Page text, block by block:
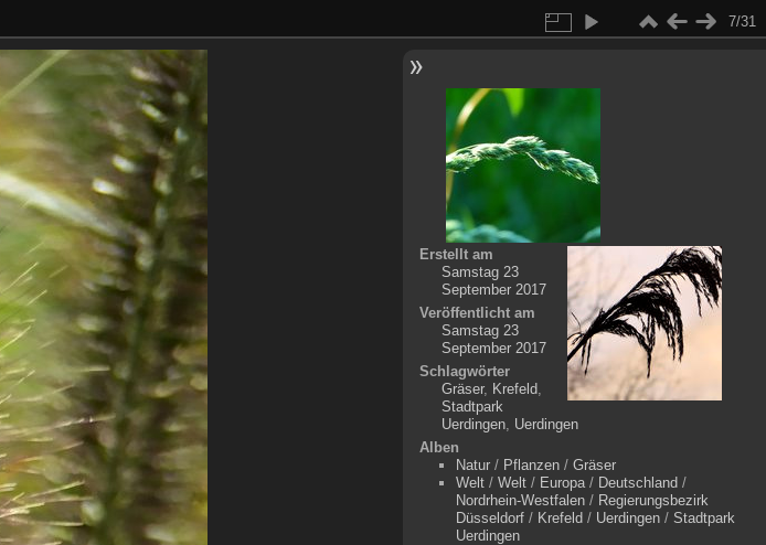
7/31
Erstellt am
Samstag 23
September 2017
Veröffentlicht am
Samstag 23
September 2017
Schlagwörter
Gräser, Krefeld,
Stadtpark
Uerdingen, Uerdingen
Alben
Natur/ Pflanzen/ Gräser
Welt/ Welt/ Europa/ Deutschland /
Nordrhein-Westfalen/ Regierungsbezirk
Düsseldorf/ Krefeld / Uerdingen/ Stadtpark
Uerdingen